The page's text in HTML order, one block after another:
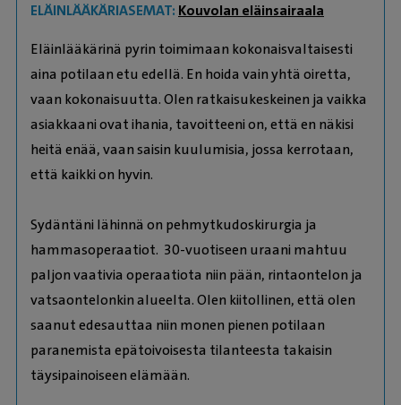
ELÄINLÄÄKÄRIASEMAT: Kouvolan eläinsairaala
Eläinlääkärinä pyrin toimimaan kokonaisvaltaisesti
aina potilaan etu edellä. En hoida vain yhtä oiretta,
vaan kokonaisuutta. Olen ratkaisukeskeinen ja vaikka
asiakkaani ovat ihania, tavoitteeni on, että en näkisi
heitä enää, vaan saisin kuulumisia, jossa kerrotaan,
että kaikki on hyvin.
Sydäntäni lähinnä on pehmytkudoskirurgia ja
hammasoperaatiot. 30-vuotiseen uraani mahtuu
paljon vaativia operaatiota niin pään, rintaontelon ja
vatsaontelonkin alueelta. Olen kiitollinen, että olen
saanut edesauttaa niin monen pienen potilaan
paranemista epätoivoisesta tilanteesta takaisin
täysipainoiseen elämään.